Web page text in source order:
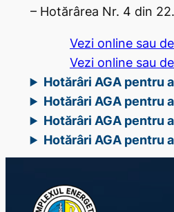
– Hotărârea Nr. 4 din
Vezi online sau
Vezi online sau
Hotărâri AGA pentru
Hotărâri AGA pentru
Hotărâri AGA pentru
Hotărâri AGA pentru